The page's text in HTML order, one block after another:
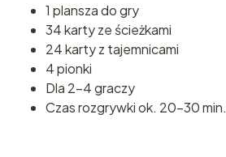
1 plansza do gry
34 karty ze ścieżkami
24 karty z tajemnicami
4 pionki
Dla 2-4 graczy
Czas rozgrywki ok. 20-30 min.